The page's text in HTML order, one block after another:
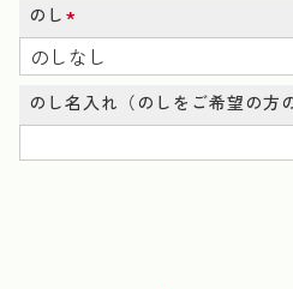
のし
(必
須)
のし名入れ（のしをご希望の方